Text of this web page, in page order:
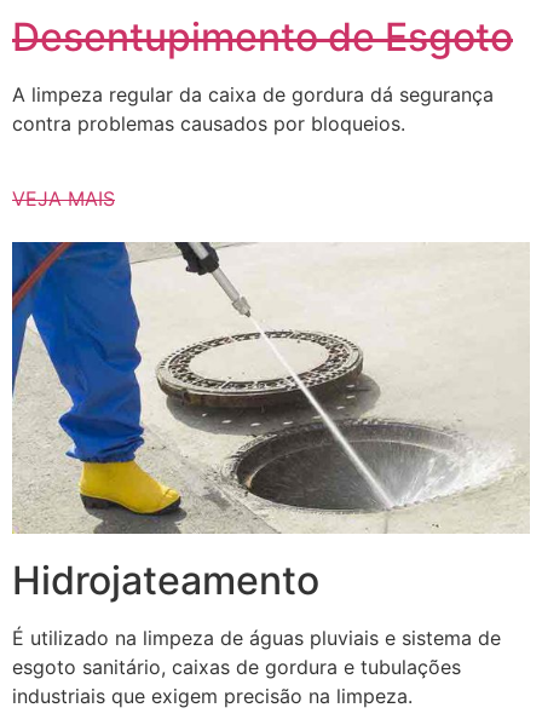
Desentupimento de Esgoto
A limpeza regular da caixa de gordura dá segurança
contra problemas causados ​​por bloqueios.
VEJA MAIS
Hidrojateamento
É utilizado na limpeza de águas pluviais e sistema de
esgoto sanitário, caixas de gordura e tubulações
industriais que exigem precisão na limpeza.